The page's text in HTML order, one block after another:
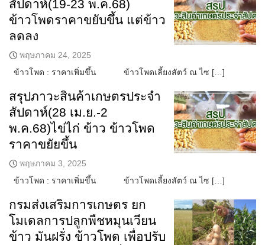
สัปดาห์(19-23 พ.ค.68)
ข้าวโพดราคาขยับขึ้น แต่ข้าว
ลดลง
พฤษภาคม 24, 2025
ข้าวโพด : ราคาเพิ่มขึ้น ข้าวโพดเลี้ยงสัตว์ ณ ไซ […]
สรุปภาวะสินค้าเกษตรประจำ
สัปดาห์(28 เม.ย.-2
พ.ค.68)ไข่ไก่ ข้าว ข้าวโพด
ราคาขยัยขึ้น
พฤษภาคม 3, 2025
ข้าวโพด : ราคาเพิ่มขึ้น ข้าวโพดเลี้ยงสัตว์ ณ ไซ […]
กรมส่งเสริมการเกษตร ยก
โมเดลการปลูกพืชหมุนเวียน
ข้าว มันฝรั่ง ข้าวโพด เพื่อปรับ